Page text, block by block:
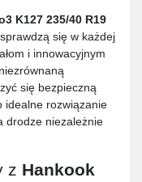
K127 235/40 R19
się w każdej
i innowacyjnym
się bezpieczną
idealne rozwiązanie
drodze niezależnie
z Hankook